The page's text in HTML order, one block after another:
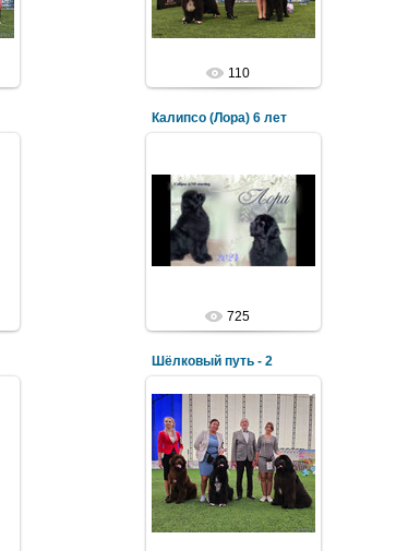
110
Калипсо (Лора) 6 лет
725
Шёлковый путь - 2